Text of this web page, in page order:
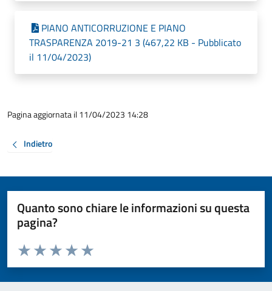
PIANO ANTICORRUZIONE E PIANO
TRASPARENZA 2019-21 3 (467,22 KB - Pubblicato
il 11/04/2023)
Pagina aggiornata il 11/04/2023 14:28
Indietro
Quanto sono chiare le informazioni su questa
pagina?
Valuta da 1 a 5 stelle la pagina
Valuta 5 stelle su 5
Valuta 4 stelle su 5
Valuta 3 stelle su 5
Valuta 2 stelle su 5
Valuta 1 stelle su 5